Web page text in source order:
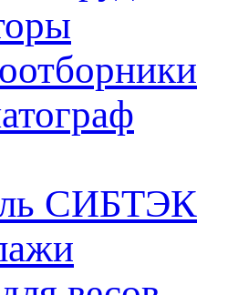
СИБТЭК